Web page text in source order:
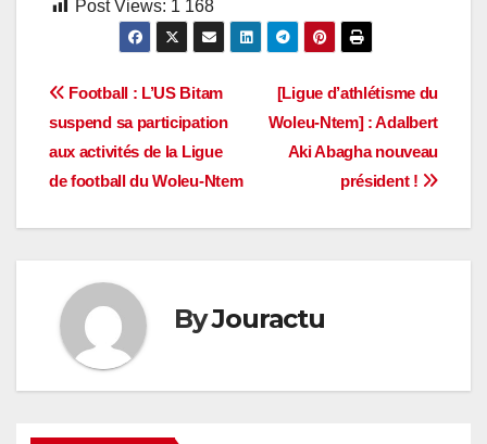
Post Views: 1 168
Navigation
de
l’article
[Ligue d’athlétisme du
Woleu-Ntem] : Adalbert
Aki Abagha nouveau
président !
Football : L’US Bitam
suspend sa participation
aux activités de la Ligue
de football du Woleu-Ntem
ByJouractu